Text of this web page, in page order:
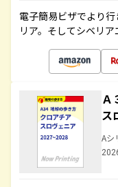
電子簡易ビザでより
リア。そしてシベリ
Ａ
ス
Aシ